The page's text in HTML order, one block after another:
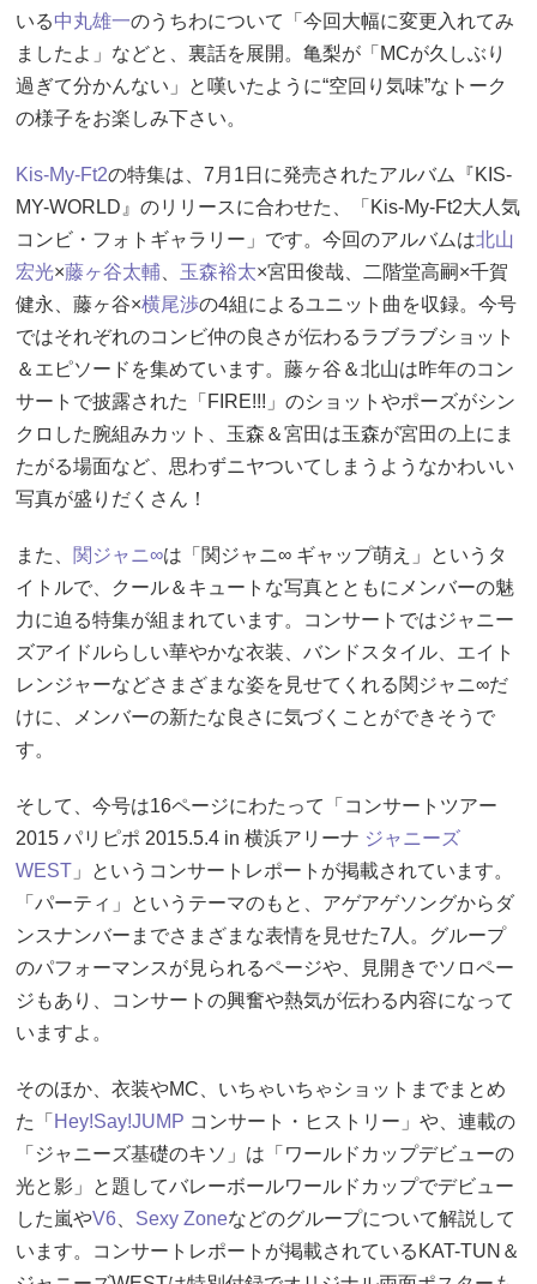
いる中丸雄一のうちわについて「今回大幅に変更入れてみ
ましたよ」などと、裏話を展開。亀梨が「MCが久しぶり
過ぎて分かんない」と嘆いたように“空回り気味”なトーク
の様子をお楽しみ下さい。
Kis-My-Ft2の特集は、7月1日に発売されたアルバム『KIS-
MY-WORLD』のリリースに合わせた、「Kis-My-Ft2大人気
コンビ・フォトギャラリー」です。今回のアルバムは北山
宏光×藤ヶ谷太輔 玉森裕太×宮田俊哉、二階堂高嗣×千賀
健永、藤ヶ谷×横尾渉の4組によるユニット曲を収録。今号
ではそれぞれのコンビ仲の良さが伝わるラブラブショット
＆エピソードを集めています。藤ヶ谷＆北山は昨年のコン
サートで披露された「FIRE!!!」のショットやポーズがシン
クロした腕組みカット、玉森＆宮田は玉森が宮田の上にま
たがる場面など、思わずニヤついてしまうようなかわいい
写真が盛りだくさん！
また、 関ジャニ∞は「関ジャニ∞ ギャップ萌え」というタ
イトルで、クール＆キュートな写真とともにメンバーの魅
力に迫る特集が組まれています。コンサートではジャニー
ズアイドルらしい華やかな衣装、バンドスタイル、エイト
レンジャーなどさまざまな姿を見せてくれる関ジャニ∞だ
けに、メンバーの新たな良さに気づくことができそうで
す。
そして、今号は16ページにわたって「コンサートツアー
2015 パリピポ 2015.5.4 in 横浜アリーナ ジャニーズ
WEST 」というコンサートレポートが掲載されています。
「パーティ」というテーマのもと、アゲアゲソングからダ
ンスナンバーまでさまざまな表情を見せた7人。グループ
のパフォーマンスが見られるページや、見開きでソロペー
ジもあり、コンサートの興奮や熱気が伝わる内容になって
いますよ。
そのほか、衣装やMC、いちゃいちゃショットまでまとめ
た「 Hey!Say!JUMP コンサート・ヒストリー」や、連載の
「ジャニーズ基礎のキソ」は「ワールドカップデビューの
光と影」と題してバレーボールワールドカップでデビュー
した嵐やV6 Sexy Zoneなどのグループについて解説して
います。コンサートレポートが掲載されているKAT-TUN＆